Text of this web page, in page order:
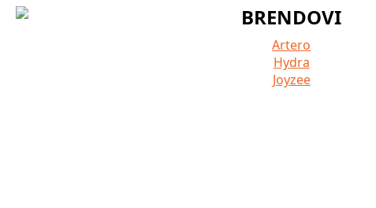
BRENDOVI
Artero
Hydra
Joyzee